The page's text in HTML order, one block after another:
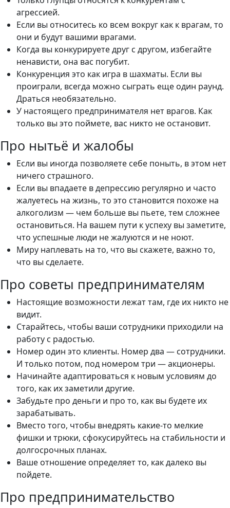
агрессией.
Если вы относитесь ко всем вокруг как к врагам, то
они и будут вашими врагами.
Когда вы конкурируете друг с другом, избегайте
ненависти, она вас погубит.
Конкуренция это как игра в шахматы. Если вы
проиграли, всегда можно сыграть еще один раунд.
Драться необязательно.
У настоящего предпринимателя нет врагов. Как
только вы это поймете, вас никто не остановит.
Про нытьё и жалобы
Если вы иногда позволяете себе поныть, в этом нет
ничего страшного.
Если вы впадаете в депрессию регулярно и часто
жалуетесь на жизнь, то это становится похоже на
алкоголизм — чем больше вы пьете, тем сложнее
остановиться. На вашем пути к успеху вы заметите,
что успешные люди не жалуются и не ноют.
Миру наплевать на то, что вы скажете, важно то,
что вы сделаете.
Про советы предпринимателям
Настоящие возможности лежат там, где их никто не
видит.
Старайтесь, чтобы ваши сотрудники приходили на
работу с радостью.
Номер один это клиенты. Номер два — сотрудники.
И только потом, под номером три — акционеры.
Начинайте адаптироваться к новым условиям до
того, как их заметили другие.
Забудьте про деньги и про то, как вы будете их
зарабатывать.
Вместо того, чтобы внедрять какие-то мелкие
фишки и трюки, сфокусируйтесь на стабильности и
долгосрочных планах.
Ваше отношение определяет то, как далеко вы
пойдете.
Про предпринимательство